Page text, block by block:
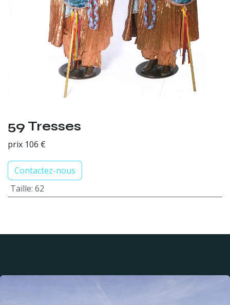
59 Tresses
prix 106 €
Contactez-nous
Taille: 62